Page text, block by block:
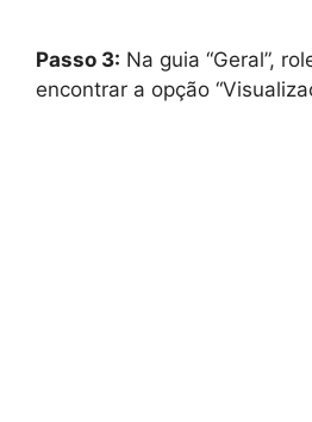
Passo 3: Na guia “Geral”,
encontrar a opção